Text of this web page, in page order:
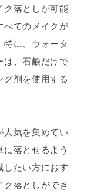
ク落としが可能
べてのメイクが
に、ウォータ
は、石鹸だけで
グ剤を使用する
人気を集めてい
落とせるよう
したい方におす
落としができ